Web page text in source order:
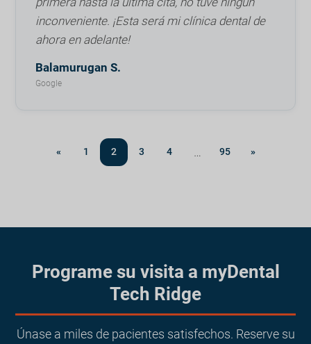
inconveniente. ¡Esta será mi clínica dental de
ahora en adelante!
Balamurugan S.
Google
« 1 2 3 4 … 95 »
Programe su visita a myDental
Tech Ridge
Únase a miles de pacientes satisfechos. Reserve su